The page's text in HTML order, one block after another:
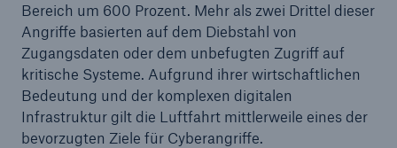
Bereich um 600 Prozent. Mehr als zwei Drittel dieser
Angriffe basierten auf dem Diebstahl von
Zugangsdaten oder dem unbefugten Zugriff auf
kritische Systeme. Aufgrund ihrer wirtschaftlichen
Bedeutung und der komplexen digitalen
Infrastruktur gilt die Luftfahrt mittlerweile eines der
bevorzugten Ziele für Cyberangriffe.
50 %